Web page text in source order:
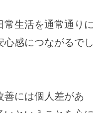
生活を通常通りに
感につながるでし
善には個人差があ